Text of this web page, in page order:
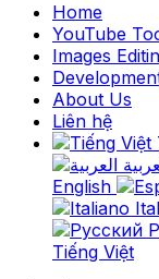
Home
YouTube
Images
About Us
Liên hệ
English
Tiếng Việt